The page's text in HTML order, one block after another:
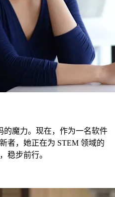
的魔力。现在，作为一名软件
者，她正在为 STEM 领域的
稳步前行。